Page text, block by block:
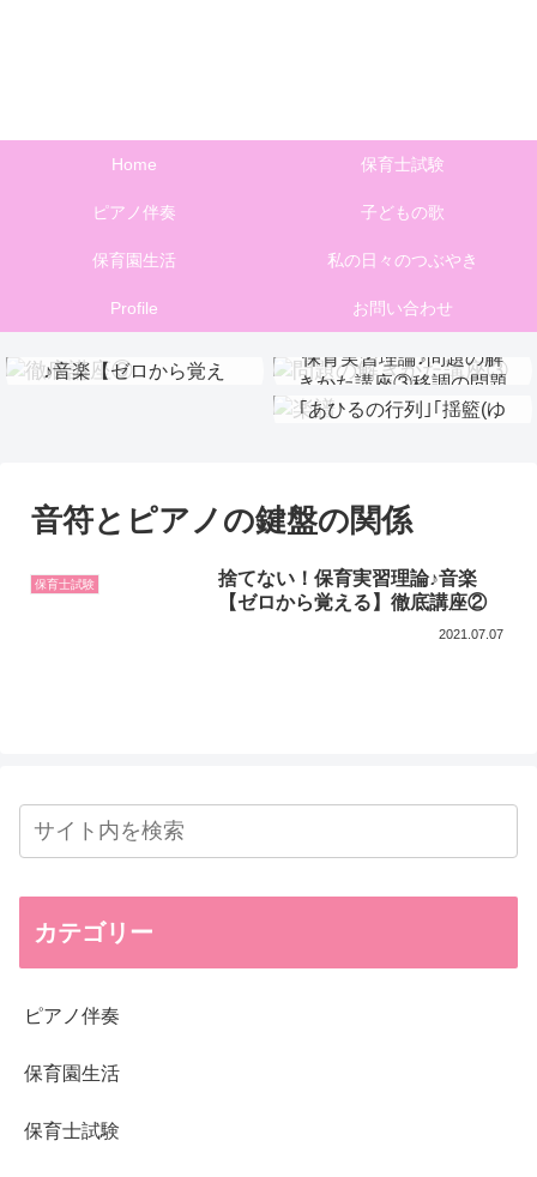
Home 保育士試験
ピアノ伴奏 子どもの歌
保育園生活 私の日々のつぶやき
Profile お問い合わせ
♪音楽【ゼロから覚え
保育実習理論♪問題の解
きかた講座③移調の問題
保育実習理論♪問題の解
【楽譜ダウンロード】
｢あひるの行列｣｢揺籃(ゆ
音符とピアノの鍵盤の関係
保育士試験
捨てない！保育実習理論♪音楽
【ゼロから覚える】徹底講座②
2021.07.07
カテゴリー
ピアノ伴奏
保育園生活
保育士試験